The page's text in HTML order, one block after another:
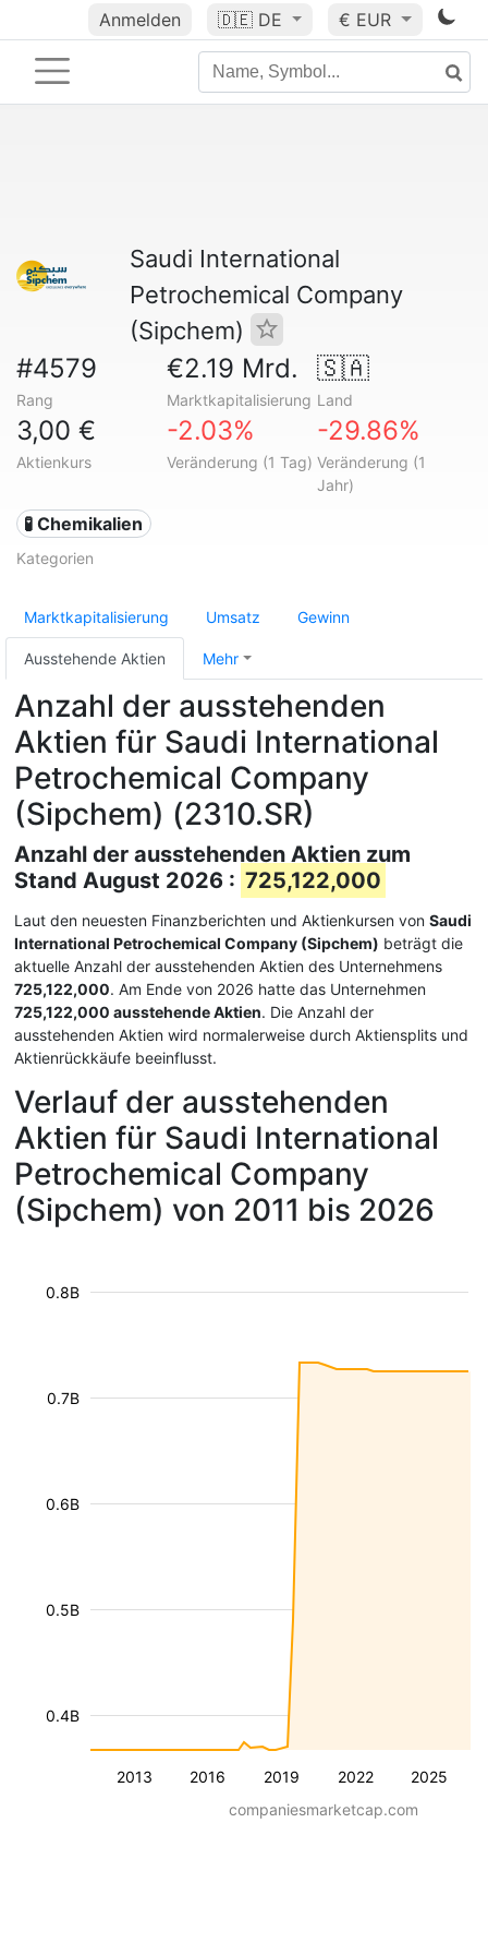
Anmelden 🇩🇪 DE € EUR
Saudi International
Petrochemical Company
(Sipchem)
#4579
Rang
€2.19 Mrd.
Marktkapitalisierung
🇸🇦
Land
3,00 €
Aktienkurs
-2.03%
Veränderung (1 Tag)
-29.86%
Veränderung (1
Jahr)
🧪 Chemikalien
Kategorien
Marktkapitalisierung Umsatz Gewinn
Ausstehende Aktien Mehr
Anzahl der ausstehenden
Aktien für Saudi International
Petrochemical Company
(Sipchem) (2310.SR)
Anzahl der ausstehenden Aktien zum
Stand August 2026 : 725,122,000
Laut den neuesten Finanzberichten und Aktienkursen von Saudi
International Petrochemical Company (Sipchem) beträgt die
aktuelle Anzahl der ausstehenden Aktien des Unternehmens
725,122,000. Am Ende von 2026 hatte das Unternehmen
725,122,000 ausstehende Aktien. Die Anzahl der
ausstehenden Aktien wird normalerweise durch Aktiensplits und
Aktienrückkäufe beeinflusst.
Verlauf der ausstehenden
Aktien für Saudi International
Petrochemical Company
(Sipchem) von 2011 bis 2026
2013 2016 2019 2022 2025
0.4B
0.5B
0.6B
0.7B
0.8B
companiesmarketcap.com